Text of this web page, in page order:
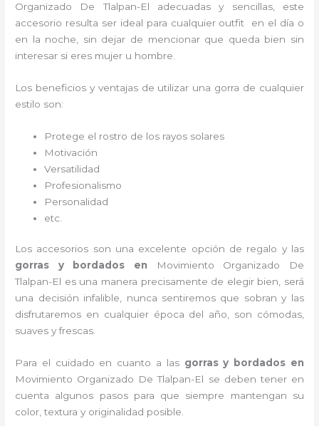
Organizado De Tlalpan-El adecuadas y sencillas, este
accesorio resulta ser ideal para cualquier outfit en el día o
en la noche, sin dejar de mencionar que queda bien sin
interesar si eres mujer u hombre.
Los beneficios y ventajas de utilizar una gorra de cualquier
estilo son:
Protege el rostro de los rayos solares
Motivación
Versatilidad
Profesionalismo
Personalidad
etc.
Los accesorios son una excelente opción de regalo y las
gorras y bordados en
Movimiento Organizado De
Tlalpan-El es una manera precisamente de elegir bien, será
una decisión infalible, nunca sentiremos que sobran y las
disfrutaremos en cualquier época del año, son cómodas,
suaves y frescas.
Para el cuidado en cuanto a las gorras y bordados en
Movimiento Organizado De Tlalpan-El se deben tener en
cuenta algunos pasos para que siempre mantengan su
color, textura y originalidad posible.